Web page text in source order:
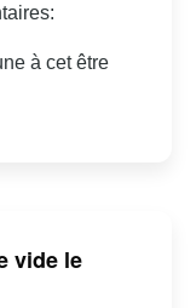
à cet être
vide le